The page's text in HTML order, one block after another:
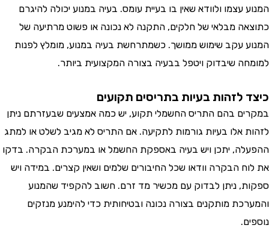
עצמו ולוודא שאין בו בעיית עומס. בעיה במנוע יכולה להיגרם
מבלאי של חלקים, התקנה לא נכונה או פשוט מרתיעה של
עקב שימוש ממושך. כשמתרחשת בעיה במנוע, מומלץ לפנות
שיבדוק ויטפל בבעיה בצורה המקצועית ביותר.
לזהות בעיות בתריסים תקועים
בהם התריס החשמלי תקוע, יש כמה אמצעים שבעזרתם ניתן
אלו בעיות גורמות לתקיעה. אם התריס לא מגיב לשלט או למתג
יתכן ויש בעיה באספקת החשמל או במערכת הבקרה. בדקו
הבקרה וודאו שכל החיבורים שלמים ושאין קצרים. במידה ויש
ניתן לבדוק עם מכשיר מד זרם. חשוב להקפיד שהמנוע
מותקנים בצורה נכונה ובטיחותית כדי להימנע מנזקים